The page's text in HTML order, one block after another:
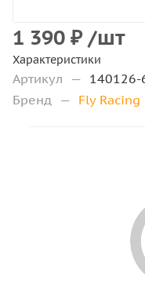
1 390 ₽ /шт
Характеристики
Артикул — 140126-
Бренд
— Fly Racing